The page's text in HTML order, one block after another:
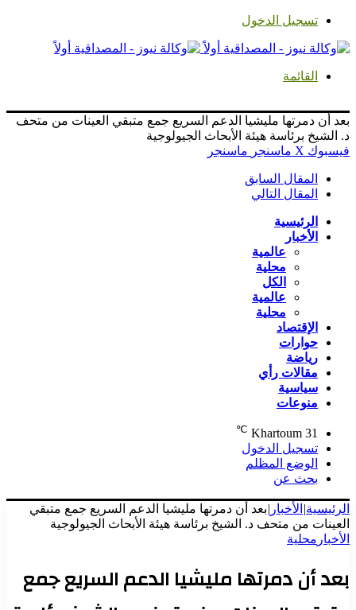
تسجيل الدخول
القائمة
بعد أن دمرتها مليشيا الدعم السريع جمع متبقي العينات من متحف
د. الشيخ برئاسة هيئة الأبحاث الجيولوجية
فيسبوك ‫X ماسنجر ماسنجر
المقال السابق
المقال التالي
الرئيسية
الأخبار
عالمية
محلية
الكل
عالمية
محلية
الإقتصاد
حوارات
رياضة
مقالات رأي
سياسية
منوعات
Khartoum 31
℃
تسجيل الدخول
الوضع المظلم
بحث عن
الرئيسية| الأخبار |بعد أن دمرتها مليشيا الدعم السريع جمع متبقي
العينات من متحف د. الشيخ برئاسة هيئة الأبحاث الجيولوجية
الأخبار محلية
بعد أن دمرتها مليشيا الدعم السريع جمع